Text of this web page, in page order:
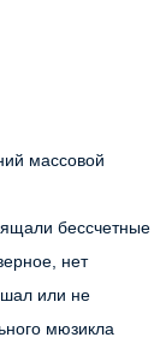
массовой
бессчетные
нет
или не
мюзикла